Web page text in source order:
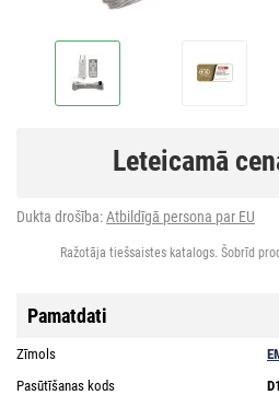
Leteicamā
Dukta drošība:Atbildīgā persona par EU
Ražotāja tiešsaistes katalogs. Šobrīd
Pamatdati
Zīmols
Pasūtīšanas kods